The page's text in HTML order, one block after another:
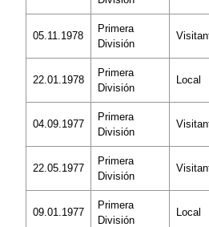
05.11.1978
Primera
División
22.01.1978
Primera
División
Local
04.09.1977
Primera
División
22.05.1977
Primera
División
09.01.1977
Primera
División
Local